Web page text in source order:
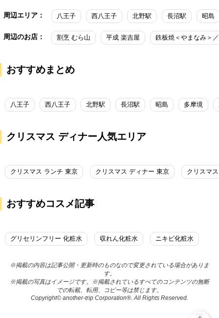
周辺エリア： 八王子 西八王子 北野駅 長沼駅 昭島
周辺のお店： 割烹 むら山 平成 楽吉屋
おすすめまとめ
八王子 西八王子 北野駅 長沼駅 昭島 多摩境
クリスマス ディナー人気エリア
クリスマス ランチ 東京 クリスマス ディナー 東京 クリスマ
おすすめコスメ記事
グリセリンフリー 化粧水 収れん化粧水 ニキビ化粧水
top
※掲載の内容は記事公開・更新時のものなので変更されている場合がありま
す。
※掲載の写真はイメージです。※掲載されているすべてのコンテンツの無断
での転載、転用、コピー等は禁じます。
Copyright© another-trip Corporation®. All Rights Reserved.